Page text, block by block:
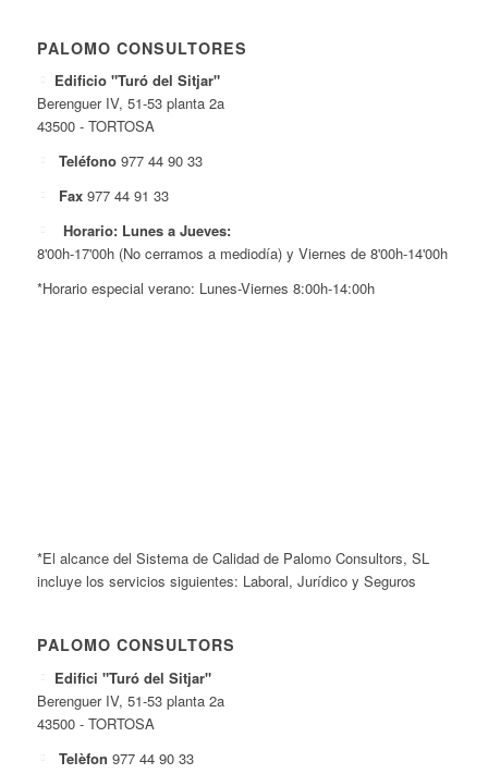
PALOMO CONSULTORES
Edificio "Turó del Sitjar"
Berenguer IV, 51-53 planta 2a
43500 - TORTOSA
Teléfono 977 44 90 33
Fax 977 44 91 33
Horario: Lunes a Jueves:
8'00h-17'00h (No cerramos a mediodía) y Viernes de 8'00h-14'00h
*Horario especial verano: Lunes-Viernes 8:00h-14:00h
*El alcance del Sistema de Calidad de Palomo Consultors, SL
incluye los servicios siguientes: Laboral, Jurídico y Seguros
PALOMO CONSULTORS
Edifici "Turó del Sitjar"
Berenguer IV, 51-53 planta 2a
43500 - TORTOSA
Telèfon 977 44 90 33